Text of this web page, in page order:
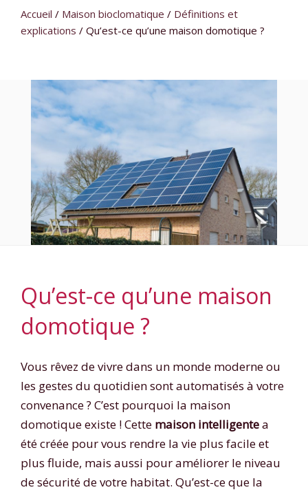
Accueil / Maison bioclomatique / Définitions et
explications / Qu’est-ce qu’une maison domotique ?
Qu’est-ce qu’une maison
domotique ?
Vous rêvez de vivre dans un monde moderne ou
les gestes du quotidien sont automatisés à votre
convenance ? C’est pourquoi la maison
domotique existe ! Cette maison intelligentea
été créée pour vous rendre la vie plus facile et
plus fluide, mais aussi pour améliorer le niveau
de sécurité de votre habitat. Qu’est-ce que la